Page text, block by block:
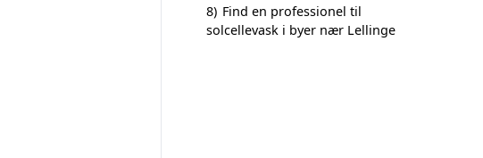
8) Find en professionel til
solcellevask i byer nær Lellinge